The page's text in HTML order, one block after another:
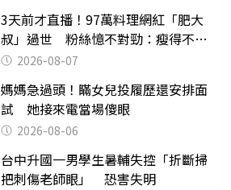
3天前才直播！97萬料理網紅「肥大
叔」過世 粉絲憶不對勁：瘦得不合
理 2026-08-07
媽媽急過頭！瞞女兒投履歷還安排面
試 她接來電當場傻眼
2026-08-06
台中升國一男學生暑輔失控「折斷掃
把刺傷老師眼」 恐害失明